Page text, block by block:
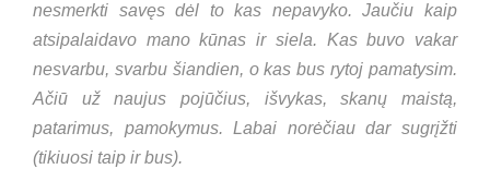
nesmerkti savęs dėl to kas nepavyko. Jaučiu kaip
atsipalaidavo mano kūnas ir siela. Kas buvo vakar
nesvarbu, svarbu šiandien, o kas bus rytoj pamatysim.
Ačiū už naujus pojūčius, išvykas, skanų maistą,
patarimus, pamokymus. Labai norėčiau dar sugrįžti
(tikiuosi taip ir bus).